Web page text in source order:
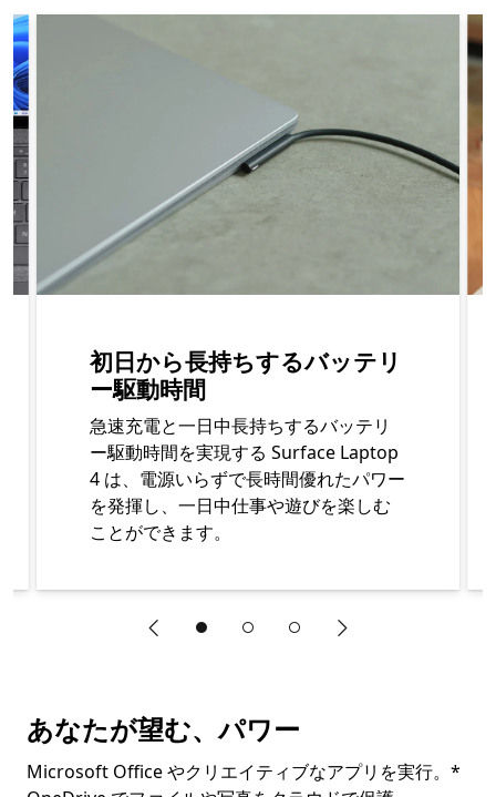
Slide 1 of 3. 初日から長持ちするバッテリー駆動時間
スキップ Surface Laptop 4 の便利な機能
"前のスライド" "次のスライド"
初日から長持ちするバッテリ
ー駆動時間
急速充電と一日中長持ちするバッテリ
ー駆動時間を実現する Surface Laptop
4 は、電源いらずで長時間優れたパワー
を発揮し、一日中仕事や遊びを楽しむ
ことができます。
あなたが望む、パワー
Microsoft Office やクリエイティブなアプリを実行。*